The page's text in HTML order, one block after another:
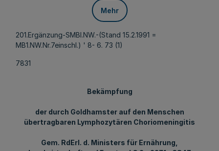
Mehr
201.Ergänzung-SMBl.NW.-(Stand 15.2.1991 =
MB1.NW.Nr.7einschl.) ' 8- 6. 73 (1)
7831
Bekämpfung
der durch Goldhamster auf den Menschen
übertragbaren Lymphozytären Choriomeningitis
Gem. RdErl. d. Ministers für Ernährung,